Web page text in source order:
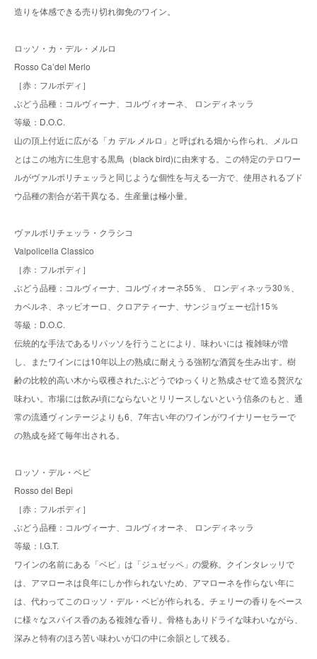
造りを体感できる売り切れ御免のワイン。
ロッソ・カ・デル・メルロ
Rosso Ca’del Merlo
［赤：フルボディ］
ぶどう品種：コルヴィーナ、コルヴィオーネ、 ロンディネッラ
等級：D.O.C.
山の頂上付近に広がる「カ デル メルロ」と呼ばれる畑から作られ、メルロ
とはこの地方に生息する黒鳥（black bird)に由来する。この特定のテロワー
ルがヴァルポリチェッラと同じような個性を与える一方で、使用されるブド
ウ品種の割合が若干異なる。生産量は極小量。
ヴァルボリチェッラ・クラシコ
Valpolicella Classico
［赤：フルボディ］
ぶどう品種：コルヴィーナ、コルヴィオーネ55％、 ロンディネッラ30％、
カベルネ、ネッビオーロ、クロアティーナ、サンジョヴェーゼ計15％
等級：D.O.C.
伝統的な手法であるリパッソを行うことにより、味わいには 複雑味が増
し、またワインには10年以上の熟成に耐えうる強靭な酒質を生み出す。樹
齢の比較的高い木から収穫されたぶどうでゆっくりと熟成させて造る贅沢な
味わい。市場には飲み頃にならないとリリースしないという信条のもと、通
常の流通ヴィンテージよりも6、7年古い年のワインがワイナリーセラーで
の熟成を経て毎年出される。
ロッソ・デル・ベピ
Rosso del Bepi
［赤：フルボディ］
ぶどう品種：コルヴィーナ、コルヴィオーネ、 ロンディネッラ
等級：I.G.T.
ワインの名前にある「ベピ」は「ジュゼッペ」の愛称。クインタレッリで
は、アマローネは良年にしか作られないため、アマローネを作らない年に
は、代わってこのロッソ・デル・ベピが作られる。チェリーの香りをベース
に様々なスパイス香のある複雑な香り。骨格もありドライな味わいながら、
深みと特有のほろ苦い味わいが口の中に余韻として残る。